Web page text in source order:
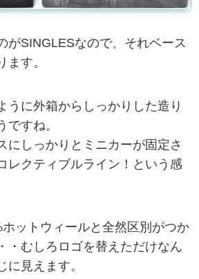
がSINGLESなので、それベース
ます。
うに外箱からしっかりした造り
ですね。
にしっかりとミニカーが固定さ
レクティブルライン！という感
ットウィールと全然区別がつか
・むしろロゴを替えただけなん
に見えます。